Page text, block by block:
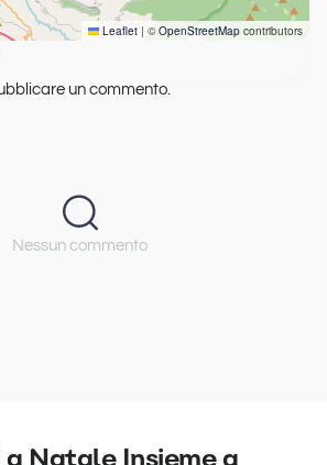
Leaflet | © OpenStreetMap contributors
un commento.
Nessun commento
a Natale Insieme a